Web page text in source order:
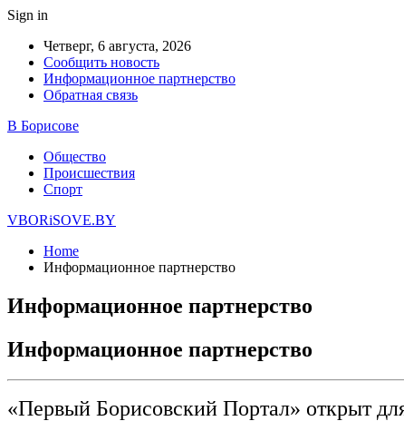
Sign in
Четверг, 6 августа, 2026
Сообщить новость
Информационное партнерство
Обратная связь
В Борисове
Общество
Происшествия
Спорт
VBORiSOVE.BY
Home
Информационное партнерство
Информационное партнерство
Информационное партнерство
«Первый Борисовский Портал» открыт